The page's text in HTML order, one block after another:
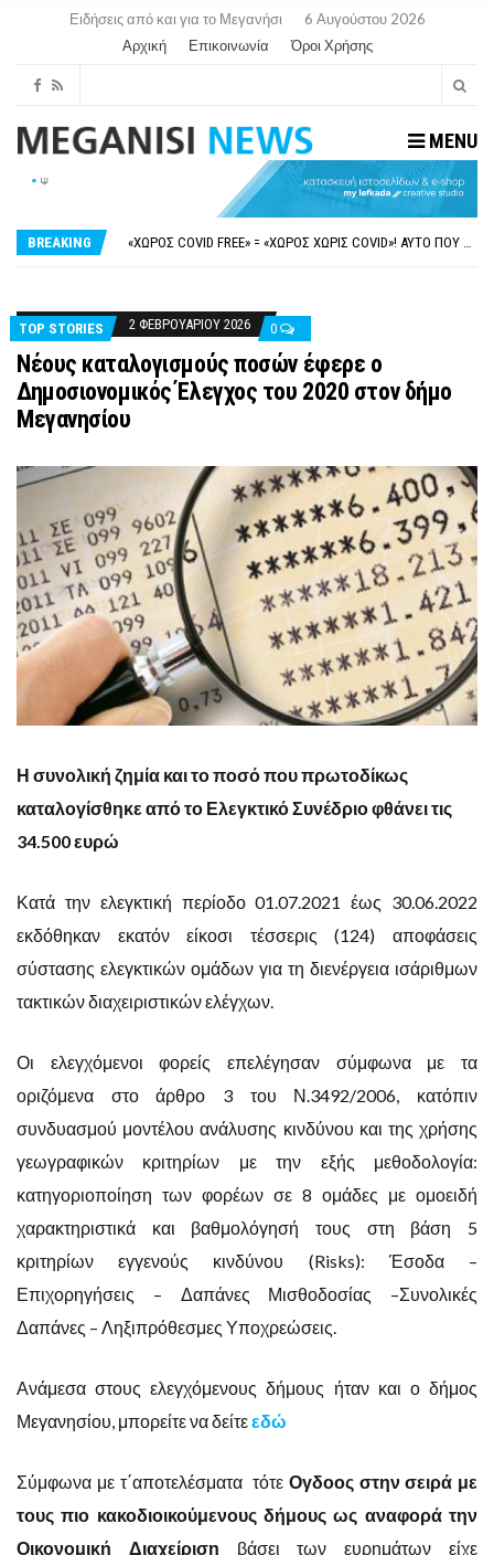
Ειδήσεις από και για το Μεγανήσι
6 Αυγούστου 2026
Αρχική
Επικοινωνία Όροι Χρήσης
MENU
BREAKING
ΝΥΔΡΊ:ΠΙΆΣΤΗΚΑΝ ΣΤΟ ΞΎΛΟ ΟΙ ΙΔΙΟΚΤΉΤΕΣ ΤΟΥΡΙΣΤΙΚΏΝ ΣΚΑΦΏΝ.
«ΧΏΡΟΣ COVID FREE» = «ΧΏΡΟΣ ΧΩΡΊΣ COVID»! ΑΥΤΌ ΠΟΥ ΚΑΝΕΊΣ ΔΕΝ ΈΧΕΙ ΤΟΛΜΉΣΕΙ ΝΑ ΡΩΤΉΣΕΙ
ΠΕΡΊ ΑΝΑΣΤΟΛΉΣ ΝΗΠΙΑΓΩΓΕΊΩΝ ΣΤΗ ΛΕΥΚΆΔΑ
TOP STORIES
2 ΦΕΒΡΟΥΑΡΊΟΥ 2026 0
Νέους καταλογισμούς ποσών έφερε ο
Δημοσιονομικός Έλεγχος του 2020 στον δήμο
Μεγανησίου
Η συνολική ζημία και το ποσό που πρωτοδίκως
καταλογίσθηκε από το Ελεγκτικό Συνέδριο φθάνει τις
34.500 ευρώ
Κατά την ελεγκτική περίοδο 01.07.2021 έως 30.06.2022
εκδόθηκαν εκατόν είκοσι τέσσερις (124) αποφάσεις
σύστασης ελεγκτικών ομάδων για τη διενέργεια ισάριθμων
τακτικών διαχειριστικών ελέγχων.
Οι ελεγχόμενοι φορείς επελέγησαν σύμφωνα με τα
οριζόμενα στο άρθρο 3 του Ν.3492/2006, κατόπιν
συνδυασμού μοντέλου ανάλυσης κινδύνου και της χρήσης
γεωγραφικών κριτηρίων με την εξής μεθοδολογία:
κατηγοριοποίηση των φορέων σε 8 ομάδες με ομοειδή
χαρακτηριστικά και βαθμολόγησή τους στη βάση 5
κριτηρίων εγγενούς κινδύνου (Risks): Έσοδα –
Επιχορηγήσεις – Δαπάνες Μισθοδοσίας –Συνολικές
Δαπάνες – Ληξιπρόθεσμες Υποχρεώσεις.
Ανάμεσα στους ελεγχόμενους δήμους ήταν και ο δήμος
Μεγανησίου, μπορείτε να δείτεεδώ
Σύμφωνα με τ΄αποτελέσματα τότε Ογδοος στην σειρά με
τους πιο κακοδιοικούμενους δήμους ως αναφορά την
Οικονομική Διαχείριση βάσει των ευρημάτων είχε